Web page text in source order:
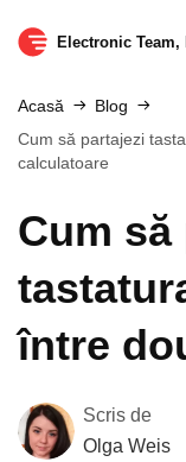
Electronic Team,
Acasă
Blog
Cum să partajezi
calculatoare
Cum să
între
Scris de
Olga Weis